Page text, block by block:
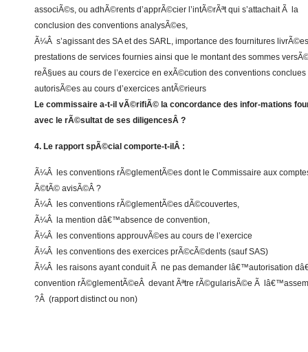
associÃ©s, ou adhÃ©rents d’apprÃ©cier l’intÃ©rÃªt qui s’attachait Ã la
conclusion des conventions analysÃ©es,
Ã¼Â s’agissant des SA et des SARL, importance des fournitures
prestations de services fournies ainsi que le montant des sommes
reÃ§ues au cours de l’exercice en exÃ©cution des conventions conclues
autorisÃ©es au cours d’exercices antÃ©rieurs
Le commissaire a-t-il vÃ©rifiÃ© la concordance des infor-mations
avec le rÃ©sultat de ses diligencesÂ ?
4. Le rapport spÃ©cial comporte-t-ilÂ :
Ã¼Â les conventions rÃ©glementÃ©es dont le Commissaire aux
Ã©tÃ© avisÃ©Â ?
Ã¼Â les conventions rÃ©glementÃ©es dÃ©couvertes,
Ã¼Â la mention dâ€™absence de convention,
Ã¼Â les conventions approuvÃ©es au cours de l’exercice
Ã¼Â les conventions des exercices prÃ©cÃ©dents (sauf SAS)
Ã¼Â les raisons ayant conduit Ã ne pas demander lâ€™autorisation
convention rÃ©glementÃ©eÂ devant Ãªtre rÃ©gularisÃ©e Ã
?Â (rapport distinct ou non)